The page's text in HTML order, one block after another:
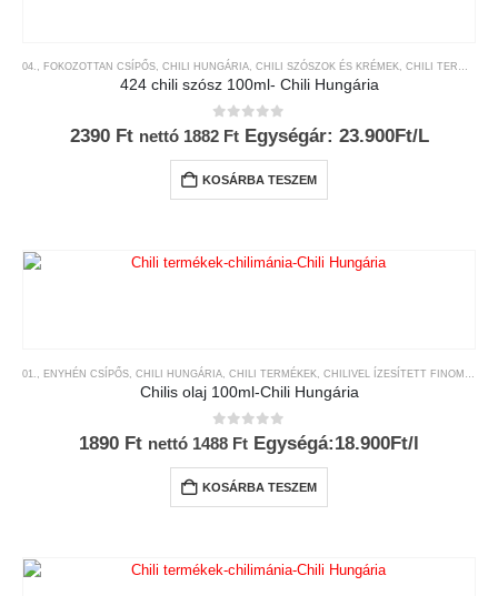
04., FOKOZOTTAN CSÍPŐS, CHILI HUNGÁRIA, CHILI SZÓSZOK ÉS KRÉMEK, CHILI TERMÉKEK
424 chili szósz 100ml- Chili Hungária
0 az 5-ből
2390 Ft nettó 1882 Ft Egységár: 23.900Ft/L
KOSÁRBA TESZEM
01., ENYHÉN CSÍPŐS, CHILI HUNGÁRIA, CHILI TERMÉKEK, CHILIVEL ÍZESÍTETT FINOMSÁGOK
Chilis olaj 100ml-Chili Hungária
0az 5-ből
1890 Ft nettó 1488 Ft Egységá:18.900Ft/l
KOSÁRBA TESZEM